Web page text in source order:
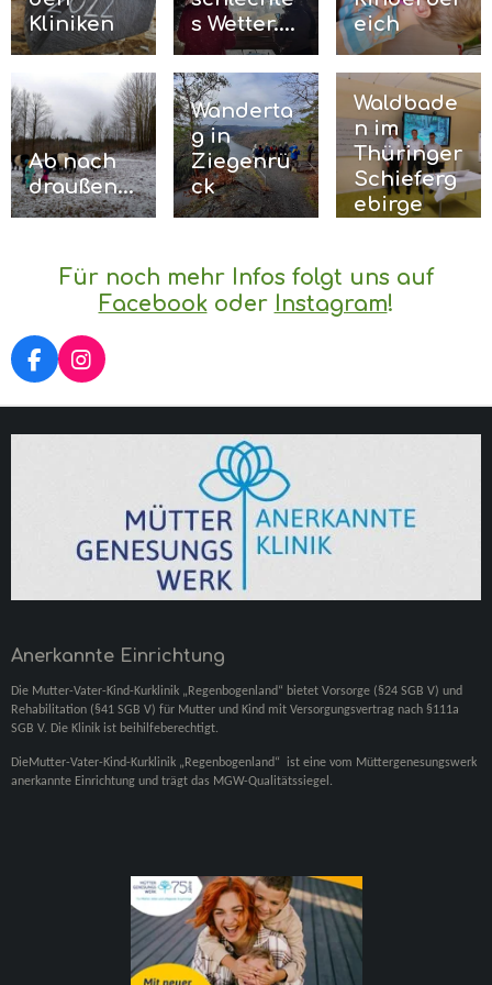
Kliniken
s Wetter....
eich
Ab nach
draußen...
Wanderta
g in
Ziegenrü
ck
Waldbade
n im
Thüringer
Schieferg
ebirge
Für noch mehr Infos folgt uns auf
Facebookoder Instagram!
F
A
C
I
N
S
Anerkannte Einrichtung
Die Mutter-Vater-Kind-Kurklinik „Regenbogenland“ bietet Vorsorge (§24 SGB V) und
Rehabilitation (§41 SGB V) für Mutter und Kind mit Versorgungs­­vertrag nach §111a
SGB V. Die Klinik ist beihilfeberechtigt.
DieMutter-Vater-Kind-Kurklinik „Regenbogenland“ ist eine vom Müttergenesungswerk
anerkannte Einrichtung und trägt das MGW-Qualitätssiegel.